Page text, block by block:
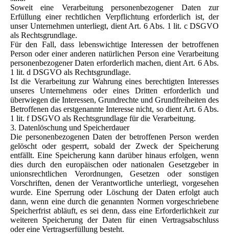
Soweit eine Verarbeitung personenbezogener Daten zur
Erfüllung einer rechtlichen Verpflichtung erforderlich ist, der
unser Unternehmen unterliegt, dient Art. 6 Abs. 1 lit. c DSGVO
als Rechtsgrundlage.
Für den Fall, dass lebenswichtige Interessen der betroffenen
Person oder einer anderen natürlichen Person eine Verarbeitung
personenbezogener Daten erforderlich machen, dient Art. 6 Abs.
1 lit. d DSGVO als Rechtsgrundlage.
Ist die Verarbeitung zur Wahrung eines berechtigten Interesses
unseres Unternehmens oder eines Dritten erforderlich und
überwiegen die Interessen, Grundrechte und Grundfreiheiten des
Betroffenen das erstgenannte Interesse nicht, so dient Art. 6 Abs.
1 lit. f DSGVO als Rechtsgrundlage für die Verarbeitung.
3. Datenlöschung und Speicherdauer
Die personenbezogenen Daten der betroffenen Person werden
gelöscht oder gesperrt, sobald der Zweck der Speicherung
entfällt. Eine Speicherung kann darüber hinaus erfolgen, wenn
dies durch den europäischen oder nationalen Gesetzgeber in
unionsrechtlichen Verordnungen, Gesetzen oder sonstigen
Vorschriften, denen der Verantwortliche unterliegt, vorgesehen
wurde. Eine Sperrung oder Löschung der Daten erfolgt auch
dann, wenn eine durch die genannten Normen vorgeschriebene
Speicherfrist abläuft, es sei denn, dass eine Erforderlichkeit zur
weiteren Speicherung der Daten für einen Vertragsabschluss
oder eine Vertragserfüllung besteht.